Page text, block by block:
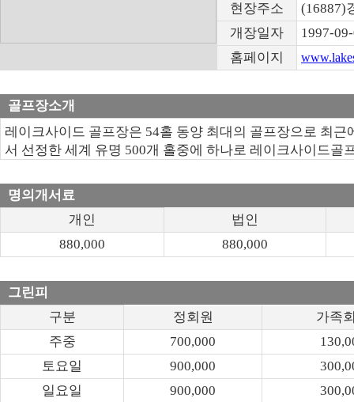
현장주소
(16887)
개장일자
1997-
홈페이지
골프장소개
레이크사이드 골프장은 54홀 동양 최대의 골프장으로 최
서 선정한 세계 유명 500개 홀중에 하나로 레이크사이드
명의개서료
개인
법인
880,000
880,000
그린피
구분
정회원
가족
주중
700,000
토요일
900,000
일요일
900,000